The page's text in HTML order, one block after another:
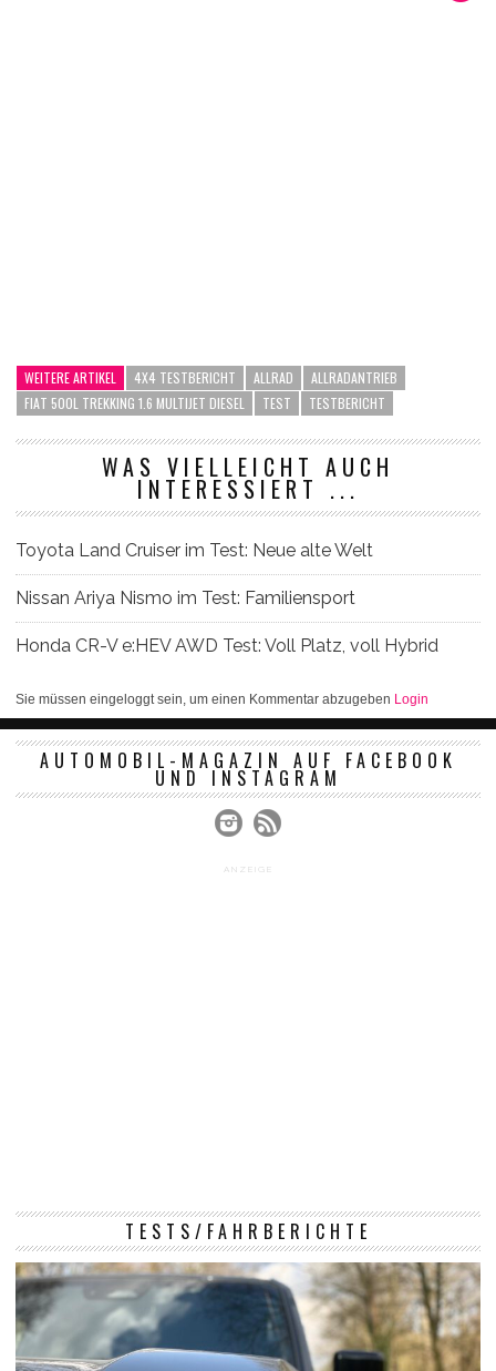
WEITERE ARTIKEL 4X4 TESTBERICHT ALLRAD
ALLRADANTRIEB
FIAT 500L TREKKING 1.6 MULTIJET DIESEL
TEST TESTBERICHT
WAS VIELLEICHT AUCH
INTERESSIERT ...
Toyota Land Cruiser im Test: Neue alte Welt
Nissan Ariya Nismo im Test: Familiensport
Honda CR-V e:HEV AWD Test: Voll Platz, voll Hybrid
Sie müssen eingeloggt sein, um einen Kommentar abzugeben Login
AUTOMOBIL-MAGAZIN AUF FACEBOOK
UND INSTAGRAM
ANZEIGE
TESTS/FAHRBERICHTE